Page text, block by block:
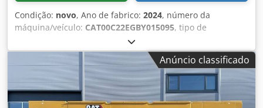
Condição: novo, Ano de fabrico: 2024, número da
máquina/veículo: CAT00C22EGBY015095, tipo de
, fabricante de motores:
C2.2, Finalidade de uso: Construção civil Peso próprio: 706
kg Potência do gerador: 18 kVA Dimensões do
compartimento de carga: 171 x 88 x 127 cm Certificação CE:
sim Capacidade do reservatório de água: 55 l País de
produção: CN Entre em contato com a equipe DPX para
Anúncio classificado